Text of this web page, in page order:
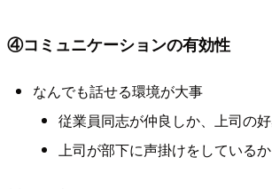
④コミュニケーションの有効性
なんでも話せる環境が大事
従業員同志が仲良しか、上司の
上司が部下に声掛けをしている